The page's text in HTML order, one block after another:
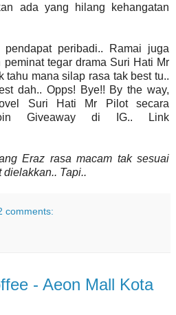
ada yang hilang kehangatan
peribadi.. Ramai juga
tegar drama Suri Hati Mr
tahu mana silap rasa tak best tu..
dah.. Opps! Bye!! By the way,
Suri Hati Mr Pilot secara
Giveaway di IG.. Link
Eraz rasa macam tak sesuai
Tapi..
comments:
- Aeon Mall Kota